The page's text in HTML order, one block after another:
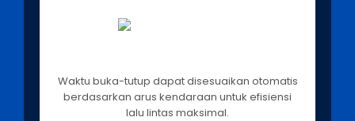
Waktu buka-tutup dapat disesuaikan otomatis
berdasarkan arus kendaraan untuk efisiensi
lalu lintas maksimal.